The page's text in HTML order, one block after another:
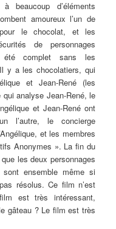
d’éléments
amoureux l’un de
le chocolat, et les
de personnages
été complet sans les
y a les chocolatiers, qui
et Jean-René (les
analyse Jean-René, le
et Jean-René ont
l’autre, le concierge
et les membres
Anonymes ». La fin du
les deux personnages
sont ensemble même si
résolus. Ce film n’est
est très intéressant,
gâteau ? Le film est très